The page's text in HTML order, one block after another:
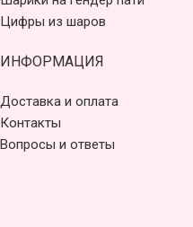
Цифры из шаров
ИНФОРМАЦИЯ
Доставка и оплата
Контакты
Вопросы и ответы